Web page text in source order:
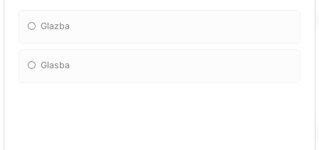
Glazba
Glasba